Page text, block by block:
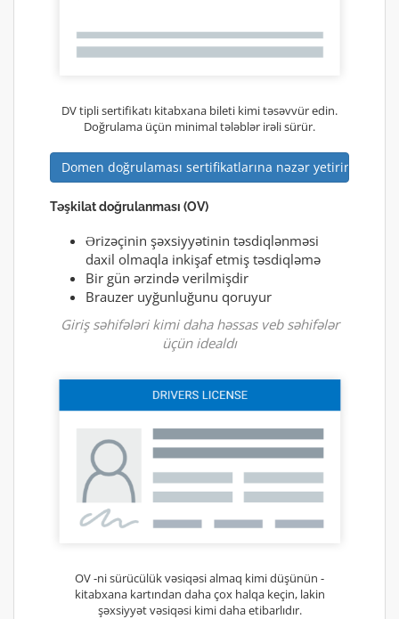
DV tipli sertifikatı kitabxana bileti kimi təsəvvür edin.
Doğrulama üçün minimal tələblər irəli sürür.
Domen doğrulaması sertifikatlarına nəzər yetirin
Təşkilat doğrulanması (OV)
Ərizəçinin şəxsiyyətinin təsdiqlənməsi
daxil olmaqla inkişaf etmiş təsdiqləmə
Bir gün ərzində verilmişdir
Brauzer uyğunluğunu qoruyur
Giriş səhifələri kimi daha həssas veb səhifələr
üçün idealdı
OV -ni sürücülük vəsiqəsi almaq kimi düşünün -
kitabxana kartından daha çox halqa keçin, lakin
şəxsiyyət vəsiqəsi kimi daha etibarlıdır.